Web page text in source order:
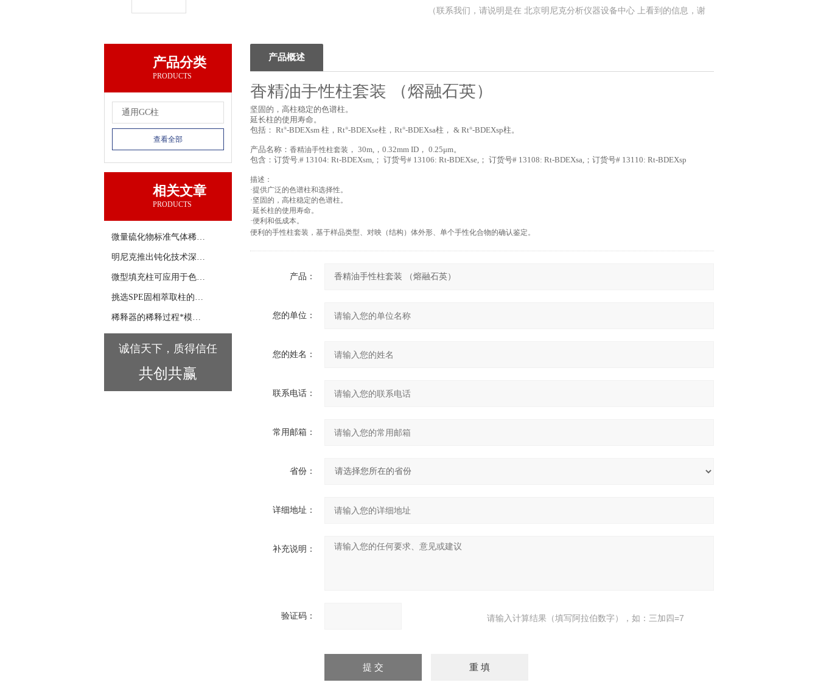
（联系我们，请说明是在 北京明尼克分析仪器设备中心 上看到的信息，谢
产品分类
PRODUCTS
通用GC柱
查看全部
相关文章
PRODUCTS
微量硫化物标准气体稀释仪应用综述
明尼克推出钝化技术深度应用系列：钝化工艺与分析仪器一体化
微型填充柱可应用于色谱分析的各个行业
挑选SPE固相萃取柱的方法
稀释器的稀释过程*模拟手工过程
诚信天下，质得信任
共创共赢
产品概述
香精油手性柱套装 （熔融石英）
坚固的， 高柱稳定的色谱柱。
延长柱的使用寿命。
包括： Rt®-ΒDEXsm 柱， Rt®-ΒDEXse柱， Rt®-ΒDEXsa柱， & Rt®-ΒDEXsp柱。
产品名称： 香精油手性柱套装 ， 30m, ， 0.32mm ID ， 0.25μm。
包含：订货号.# 13104: Rt-ΒDEXsm, ； 订货号# 13106: Rt-ΒDEXse, ； 订货号# 13108: Rt-ΒDEXsa, ； 订货号# 13110: Rt-ΒDEXsp
描述：
·提供广泛的色谱柱和选择性。
·坚固的， 高柱稳定的色谱柱。
·延长柱的使用寿命。
·便利和低成本。
便利的手性柱套装，基于样品类型、 对映 （结构 ） 体外形、单个手性化合物的确认鉴定。
产品：
您的单位：
您的姓名：
联系电话：
常用邮箱：
省份：
详细地址：
补充说明：
验证码： 请输入计算结果（填写阿拉伯数字），如：三加四=7